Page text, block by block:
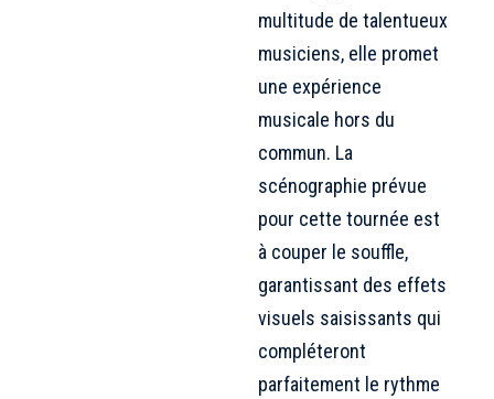
multitude de talentueux
musiciens, elle promet
une expérience
musicale hors du
commun. La
scénographie prévue
pour cette tournée est
à couper le souffle,
garantissant des effets
visuels saisissants qui
compléteront
parfaitement le rythme